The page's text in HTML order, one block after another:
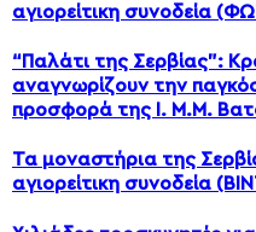
αγιορείτικη συνοδεία
“Παλάτι της Σερβίας”:
αναγνωρίζουν την
προσφορά της Ι. Μ.Μ.
Τα μοναστήρια της
αγιορείτικη συνοδεία